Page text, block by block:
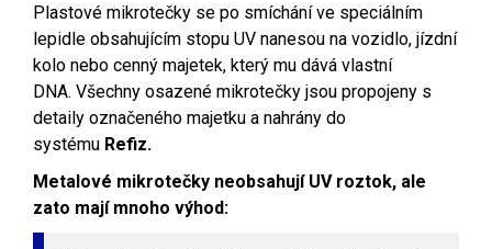
Plastové mikrotečky se po smíchání ve speciálním
lepidle obsahujícím stopu UV nanesou na vozidlo, jízdní
kolo nebo cenný majetek, který mu dává vlastní
DNA. Všechny osazené mikrotečky jsou propojeny s
detaily označeného majetku a nahrány do
systému Refiz.
Metalové mikrotečky neobsahují UV roztok, ale
zato mají mnoho výhod: